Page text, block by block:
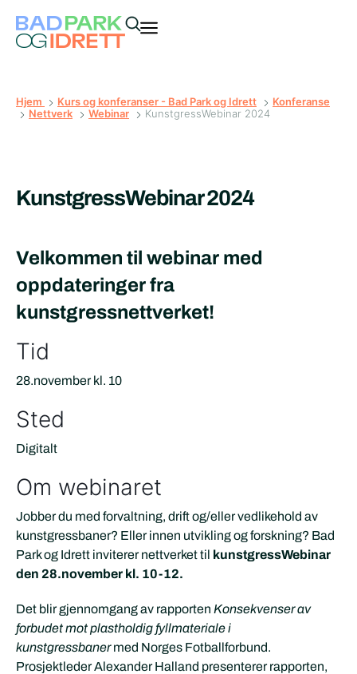
Hjem Kurs og konferanser - Bad Park og Idrett
Konferanse
Nettverk
Webinar KunstgressWebinar 2024
KunstgressWebinar 2024
Velkommen til webinar med
oppdateringer fra
kunstgressnettverket!
Tid
28.november kl. 10
Sted
Digitalt
Om webinaret
Jobber du med forvaltning, drift og/eller vedlikehold av
kunstgressbaner? Eller innen utvikling og forskning? Bad
Park og Idrett inviterer nettverket til kunstgressWebinar
den 28.november kl. 10-12.
Det blir gjennomgang av rapporten Konsekvenser av
forbudet mot plastholdig fyllmateriale i
kunstgressbanermed Norges Fotballforbund.
Prosjektleder Alexander Halland presenterer rapporten,